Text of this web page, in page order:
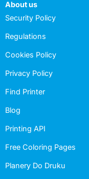
About us
Security Policy
Regulations
Cookies Policy
Privacy Policy
Find Printer
Blog
Printing API
Free Coloring Pages
Planery Do Druku